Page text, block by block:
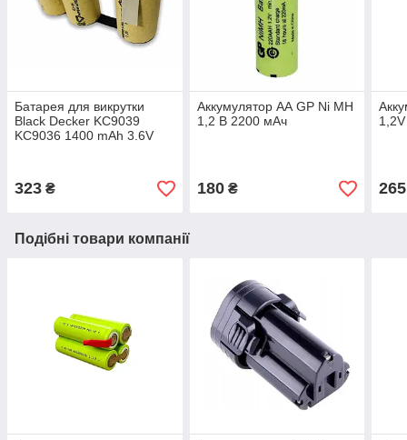
Батарея для викрутки
Black Decker KC9039
KC9036 1400 mAh 3.6V
323 ₴
Аккумулятор АА GP Ni MH
1,2 В 2200 мАч
180₴ 265
Подібні товари компанії